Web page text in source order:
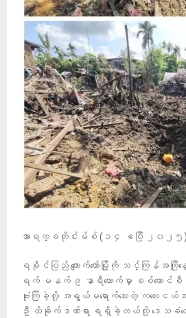
အာရက္ခတိုင်းမ်စ် (၁၄ ဧပြီ ၂၀၂၅)
ရခိုင်ပြည် ကျောက်တော်မြို့ကို သင်္ကြန်အက
ရက် မနက် ၉ နာရီလောက်မှာ စစ်ကောင်စီ
ဗုံးကြဲခဲ့လို့ အရွယ်မရောက်သေးတဲ့ ကလေးငယ်
ဦး ထိခိုက်ဒဏ်ရာ ရရှိခဲ့တယ်လို့ ဒေသခံ